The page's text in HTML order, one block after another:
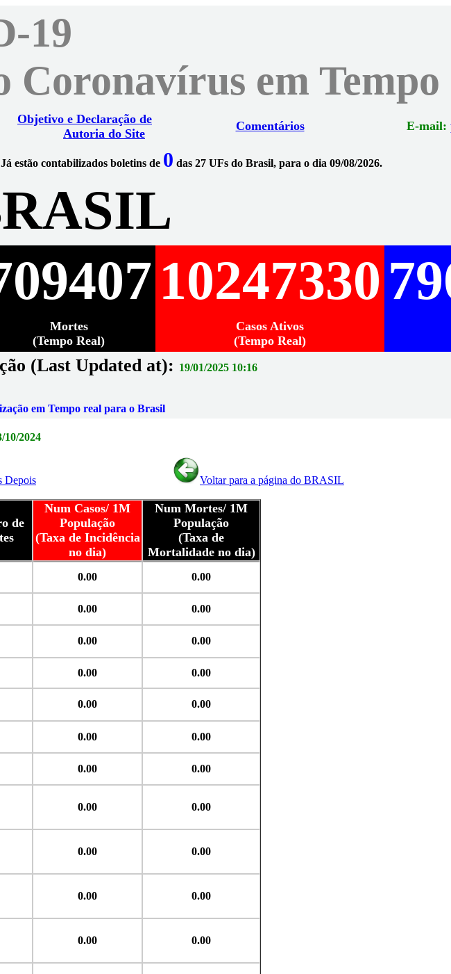
19
Coronavírus em Tempo
Objetivo e Declaração de
Autoria do Site
Comentários E-mail:
Já estão contabilizados boletins de 0 das 27 UFs do Brasil, para o dia 09/08/2026.
10247330
Mortes
(Tempo Real)
Casos Ativos
(Tempo Real)
(Last Updated at): 19/01/2025 10:16
em Tempo real para o Brasil
10/2024
Depois Voltar para a página do BRASIL
de
Num Casos/ 1M
População
(Taxa de Incidência
no dia)
Num Mortes/ 1M
População
(Taxa de
Mortalidade no dia)
0.00 0.00
0.00 0.00
0.00 0.00
0.00 0.00
0.00 0.00
0.00 0.00
0.00 0.00
0.00 0.00
0.00 0.00
0.00 0.00
0.00 0.00